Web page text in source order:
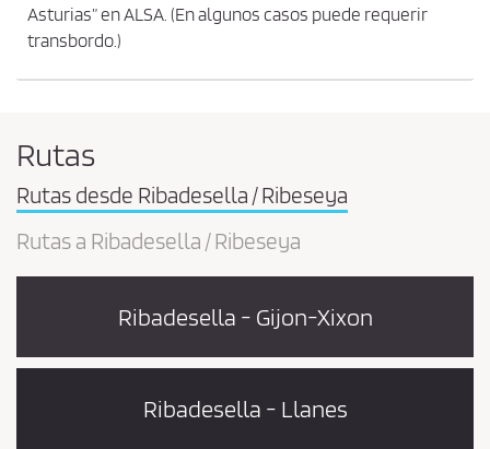
Asturias” en ALSA. (En algunos casos puede requerir
transbordo.)
Rutas
Rutas desde Ribadesella / Ribeseya
Rutas a Ribadesella / Ribeseya
Ribadesella - Gijon-Xixon
Ribadesella - Llanes